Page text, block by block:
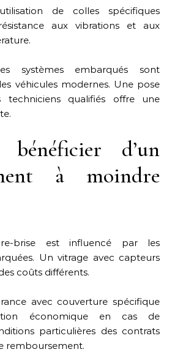
de colles spécifiques
aux vibrations et aux
systèmes embarqués sont
véhicules modernes. Une pose
techniciens qualifiés offre une
bénéficier d’un
à moindre
brise est influencé par les
Un vitrage avec capteurs
coûts différents.
avec couverture spécifique
économique en cas de
particulières des contrats
remboursement.